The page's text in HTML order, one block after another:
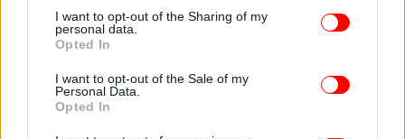
not limited to your visit or usage behaviour. You may click to
grant or deny consent to Google and its third-party tags to
use your data for below specified purposes in below Google
consent section.
I want to opt-out of the Sharing of my
personal data.
Opted In
I want to opt-out of the Sale of my
Personal Data.
Opted In